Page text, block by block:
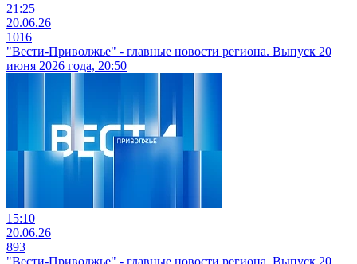
21:25
20.06.26
1016
"Вести-Приволжье" - главные новости региона. Выпуск 20
июня 2026 года, 20:50
15:10
20.06.26
893
"Вести-Приволжье" - главные новости региона. Выпуск 20